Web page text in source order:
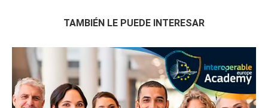
TAMBIÉN LE PUEDE INTERESAR